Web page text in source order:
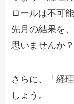
ロールは不可能
先月の結果を
思いませんか？
さらに、「経
しょう。